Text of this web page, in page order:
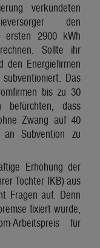
verkündeten
den
ersten 2900 kWh
Sollte ihr
den Energiefirmen
Das
bis zu 30
dass
Zwang auf 40
Subvention zu
Erhöhung der
Tochter IKB) aus
Fragen auf. Denn
fixiert wurde,
Arbeitspreis für